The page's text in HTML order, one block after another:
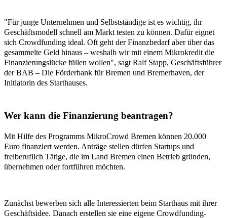
"Für junge Unternehmen und Selbstständige ist es wichtig, ihr
Geschäftsmodell schnell am Markt testen zu können. Dafür eignet
sich Crowdfunding ideal. Oft geht der Finanzbedarf aber über das
gesammelte Geld hinaus – weshalb wir mit einem Mikrokredit die
Finanzierungslücke füllen wollen", sagt Ralf Stapp, Geschäftsführer
der BAB – Die Förderbank für Bremen und Bremerhaven, der
Initiatorin des Starthauses.
Wer kann die Finanzierung beantragen?
Mit Hilfe des Programms MikroCrowd Bremen können 20.000
Euro finanziert werden. Anträge stellen dürfen Startups und
freiberuflich Tätige, die im Land Bremen einen Betrieb gründen,
übernehmen oder fortführen möchten.
Zunächst bewerben sich alle Interessierten beim Starthaus mit ihrer
Geschäftsidee. Danach erstellen sie eine eigene Crowdfunding-